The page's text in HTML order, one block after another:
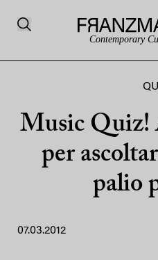
Contemporary
Music
per
palio
07.03.2012